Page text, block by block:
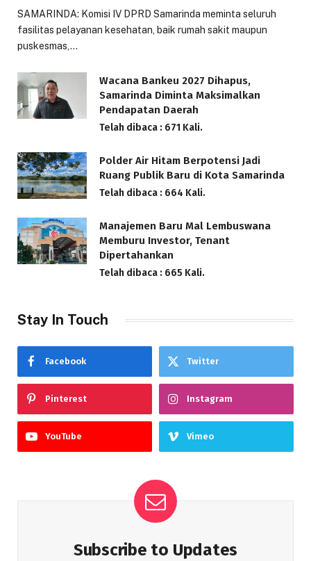
SAMARINDA: Komisi IV DPRD Samarinda meminta seluruh
fasilitas pelayanan kesehatan, baik rumah sakit maupun
puskesmas,…
Wacana Bankeu 2027 Dihapus,
Samarinda Diminta Maksimalkan
Pendapatan Daerah
Telah dibaca : 671 Kali.
Polder Air Hitam Berpotensi Jadi
Ruang Publik Baru di Kota Samarinda
Telah dibaca : 664 Kali.
Manajemen Baru Mal Lembuswana
Memburu Investor, Tenant
Dipertahankan
Telah dibaca : 665 Kali.
Stay In Touch
Facebook Twitter
Pinterest Instagram
YouTube Vimeo
Subscribe to Updates